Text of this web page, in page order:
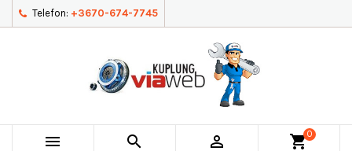
Telefon: +3670-674-7745
   shopping_cart0